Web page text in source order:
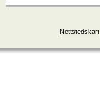
Nettstedskart